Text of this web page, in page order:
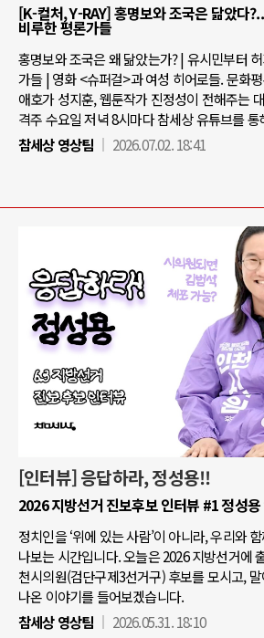
[K-컬처, Y-RAY] 홍명보와 조국은 닮았다
비루한 평론가들
홍명보와 조국은 왜 닮았는가? | 유시민부터
가들 | 영화 <슈퍼걸>과 여성 히어로들. 문화
애호가 성지훈, 웹툰작가 진정성이 전해주는
격주 수요일 저녁 8시마다 참세상 유튜브를
참세상 영상팀
2026.07.02. 18:41
[인터뷰] 응답하라, 정성용!!
2026 지방선거 진보후보 인터뷰 #1 정성
정치인을 ‘위에 있는 사람’이 아니라, 우리와
나보는 시간입니다. 오늘은 2026 지방선거에
천시의원(검단구제3선거구) 후보를 모시고,
나온 이야기를 들어보겠습니다.
참세상 영상팀
2026.05.31. 18:10